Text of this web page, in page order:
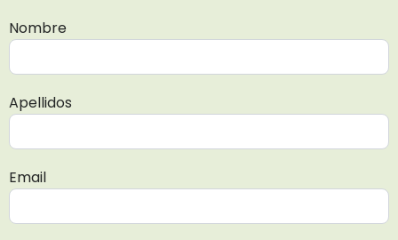
Nombre
Apellidos
Email